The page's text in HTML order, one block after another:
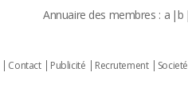
Annuaire des membres : a b
Contact Publicité Recrutement Societé